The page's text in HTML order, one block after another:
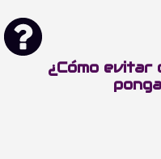
¿Cómo evitar